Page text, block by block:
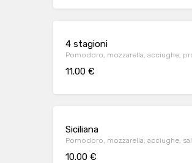
4 stagioni
Pomodoro, mozzarella, acciughe,
11.00 €
Siciliana
Pomodoro, mozzarella, acciughe,
10.00 €